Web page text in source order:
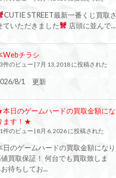
CUTIE STREET最新一番くじ買取さ
ていただきました
店頭に並んで...
Webチラシ
件のビュー 7月 13, 2018 に投稿された
8/1 更新
日のゲームハードの買取金額にな
ます！★
件のビュー | 8月 6, 2026 に投稿された
日のゲームハードの買取金額になり
買取保証！ 何台でも買取致しま
待ちしてお...